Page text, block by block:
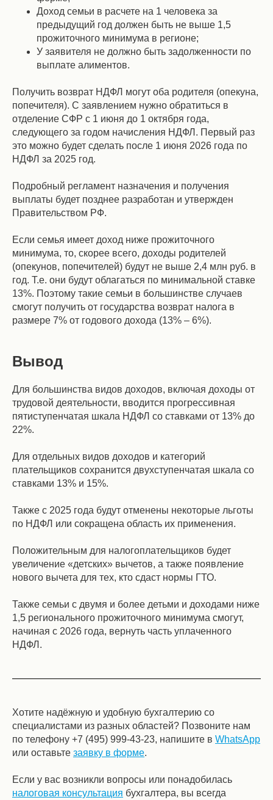
Доход семьи в расчете на 1 человека за
предыдущий год должен быть не выше 1,5
прожиточного минимума в регионе;
У заявителя не должно быть задолженности по
выплате алиментов.
Получить возврат НДФЛ могут оба родителя (опекуна,
попечителя). С заявлением нужно обратиться в
отделение СФР с 1 июня до 1 октября года,
следующего за годом начисления НДФЛ. Первый раз
это можно будет сделать после 1 июня 2026 года по
НДФЛ за 2025 год.
Подробный регламент назначения и получения
выплаты будет позднее разработан и утвержден
Правительством РФ.
Если семья имеет доход ниже прожиточного
минимума, то, скорее всего, доходы родителей
(опекунов, попечителей) будут не выше 2,4 млн руб. в
год. Т.е. они будут облагаться по минимальной ставке
13%. Поэтому такие семьи в большинстве случаев
смогут получить от государства возврат налога в
размере 7% от годового дохода (13% – 6%).
Вывод
Для большинства видов доходов, включая доходы от
трудовой деятельности, вводится прогрессивная
пятиступенчатая шкала НДФЛ со ставками от 13% до
22%.
Для отдельных видов доходов и категорий
плательщиков сохранится двухступенчатая шкала со
ставками 13% и 15%.
Также с 2025 года будут отменены некоторые льготы
по НДФЛ или сокращена область их применения.
Положительным для налогоплательщиков будет
увеличение «детских» вычетов, а также появление
нового вычета для тех, кто сдаст нормы ГТО.
Также семьи с двумя и более детьми и доходами ниже
1,5 регионального прожиточного минимума смогут,
начиная с 2026 года, вернуть часть уплаченного
НДФЛ.
Хотите надёжную и удобную бухгалтерию со
специалистами из разных областей? Позвоните нам
по телефону +7 (495) 999-43-23, напишите в WhatsApp
или оставьте заявку в форме.
Если у вас возникли вопросы или понадобилась
налоговая консультация бухгалтера, вы всегда